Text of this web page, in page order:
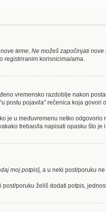
teme Ne možeš započinjati nove
registriranim korisnicima/ama.
vremensko razdoblje nakon
postu pojavila” rečenica koja
je u međuvremenu netko odgovorio
trebao/la napisati opasku što je
moj potpis], a u neki post/poruku
poruku želiš dodati potpis,